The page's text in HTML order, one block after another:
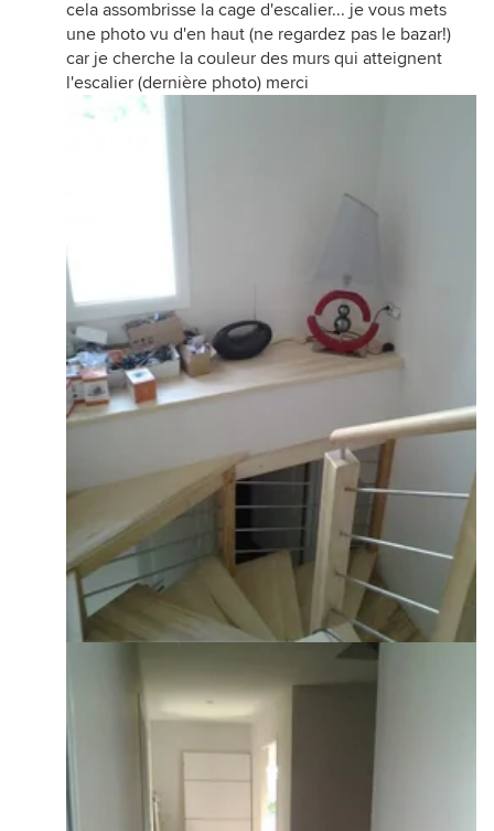
cela assombrisse la cage d'escalier... je vous mets
une photo vu d'en haut (ne regardez pas le bazar!)
car je cherche la couleur des murs qui atteignent
l'escalier (dernière photo) merci